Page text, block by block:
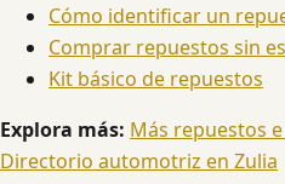
Cómo identificar un
Comprar repuestos sin
Kit básico de repuestos
Explora más: Más repuestos
Directorio automotriz en Zulia